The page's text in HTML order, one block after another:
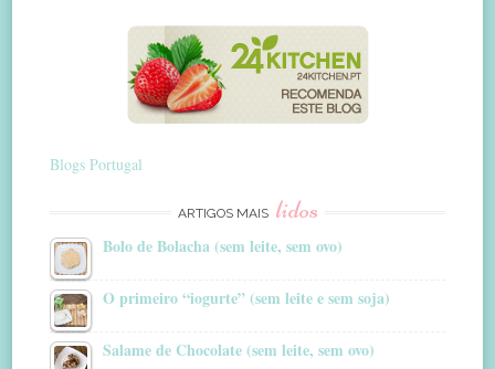
Blogs Portugal
ARTIGOS MAIS lidos
Bolo de Bolacha (sem leite, sem ovo)
O primeiro “iogurte” (sem leite e sem soja)
Salame de Chocolate (sem leite, sem ovo)